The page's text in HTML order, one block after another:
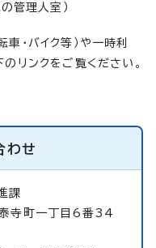
理人室）
・バイク等）や一時利
リンクをご覧ください。
わせ
課
寺町一丁目6番34